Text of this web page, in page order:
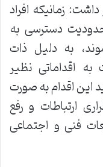
زمانیکه افراد
دسترسی به
به دلیل ذات
اقداماتی نظیر
این اقدام به صورت
ارتباطات و رفع
فنی و اجتماعی